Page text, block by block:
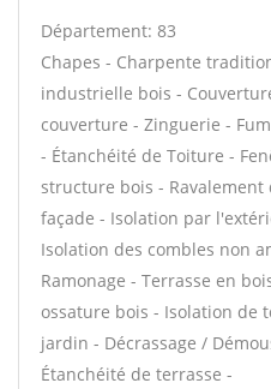
Département: 83
Chapes - Charpente
industrielle bois -
couverture - Zinguerie -
- Étanchéité de Toiture -
structure bois -
façade - Isolation par
Isolation des combles non
Ramonage - Terrasse en
ossature bois - Isolation de
jardin - Décrassage /
Étanchéité de terrasse -